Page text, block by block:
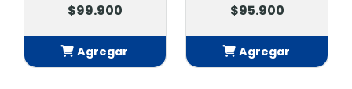
$99.900
Agregar
$95.900
Agregar